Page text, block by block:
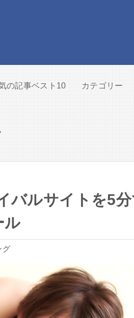
の記事ベスト10 カテゴリー
バルサイトを5
ル
グ